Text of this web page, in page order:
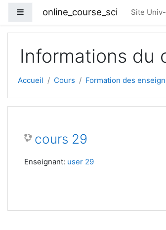
Panneau latéral
online_course_sci Site
Informations du
Accueil Cours Formation des
cours 29
Enseignant: user 29